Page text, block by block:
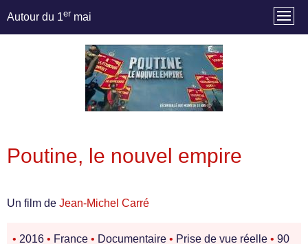
Autour du 1er mai
Poutine, le nouvel empire
Un film de Jean-Michel Carré
• 2016 • France • Documentaire • Prise de vue réelle • 90